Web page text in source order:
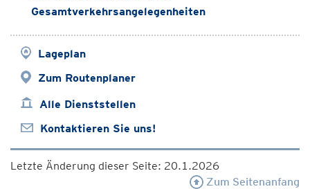
Gesamtverkehrsangelegenheiten
Lageplan
Zum Routenplaner
Alle Dienststellen
Kontaktieren Sie uns!
Letzte Änderung dieser Seite: 20.1.2026
Zum Seitenanfang